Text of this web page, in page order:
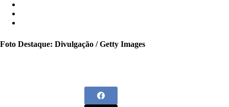
Foto Destaque: Divulgação / Getty Images